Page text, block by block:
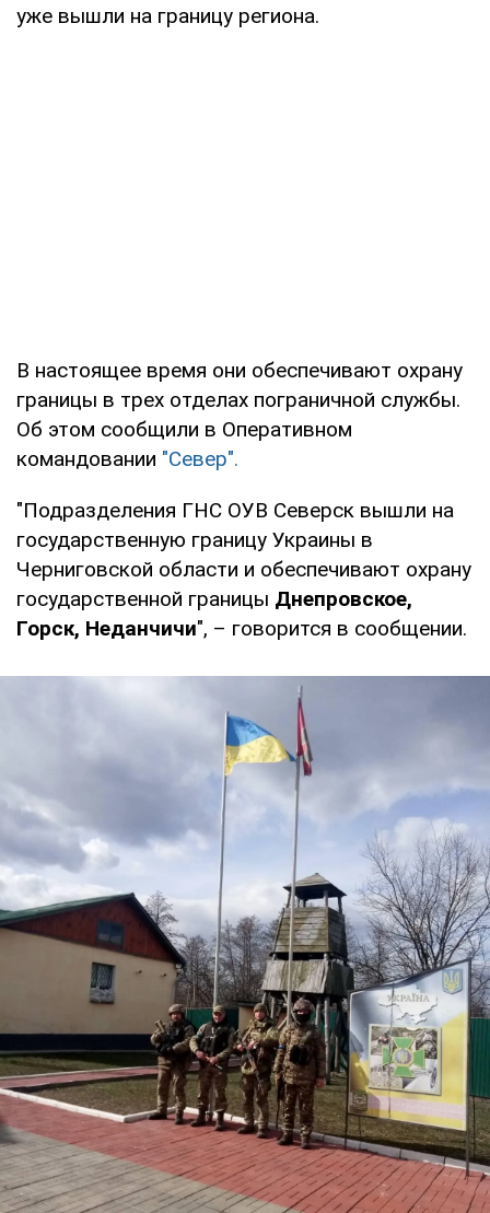
уже вышли на границу региона.
В настоящее время они обеспечивают охрану
границы в трех отделах пограничной службы.
Об этом сообщили в Оперативном
командовании "Север".
"Подразделения ГНС ОУВ Северск вышли на
государственную границу Украины в
Черниговской области и обеспечивают охрану
государственной границы Днепровское,
Горск, Неданчичи", – говорится в сообщении.